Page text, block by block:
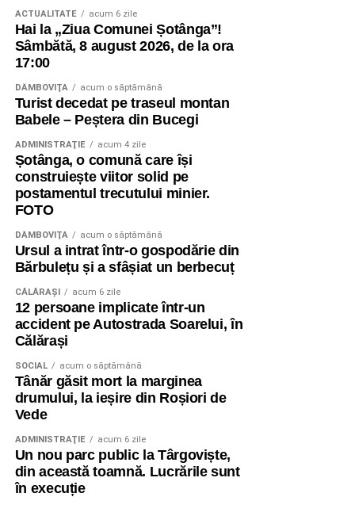
ACTUALITATE acum 6 zile
Hai la „Ziua Comunei Șotânga”!
Sâmbătă, 8 august 2026, de la ora
17:00
DÂMBOVIŢA acum o săptămână
Turist decedat pe traseul montan
Babele – Peștera din Bucegi
ADMINISTRAŢIE acum 4 zile
Șotânga, o comună care își
construiește viitor solid pe
postamentul trecutului minier.
FOTO
DÂMBOVIŢA acum o săptămână
Ursul a intrat într-o gospodărie din
Bărbulețu și a sfâșiat un berbecuț
CĂLĂRAŞI acum 6 zile
12 persoane implicate într-un
accident pe Autostrada Soarelui, în
Călărași
SOCIAL acum o săptămână
Tânăr găsit mort la marginea
drumului, la ieșire din Roșiori de
Vede
ADMINISTRAŢIE acum 6 zile
Un nou parc public la Târgoviște,
din această toamnă. Lucrările sunt
în execuție